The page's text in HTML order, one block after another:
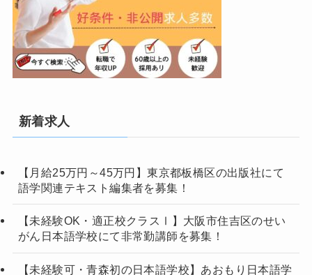
新着求人
【月給25万円～45万円】東京都板橋区の出版社にて
語学関連テキスト編集者を募集！
【未経験OK・適正校クラスⅠ】大阪市住吉区のせい
がん日本語学校にて非常勤講師を募集！
【未経験可・青森初の日本語学校】あおもり日本語学